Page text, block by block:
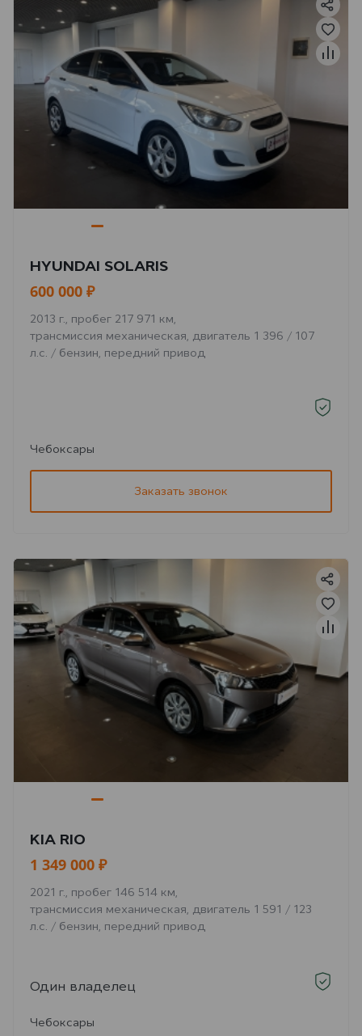
HYUNDAI SOLARIS
600 000 ₽
2013 г., пробег 217 971 км,
трансмиссия механическая, двигатель 1 396 / 107
л.с. / бензин, передний привод
Чебоксары
Заказать звонок
KIA RIO
1 349 000 ₽
2021 г., пробег 146 514 км,
трансмиссия механическая, двигатель 1 591 / 123
л.с. / бензин, передний привод
Один владелец
Чебоксары